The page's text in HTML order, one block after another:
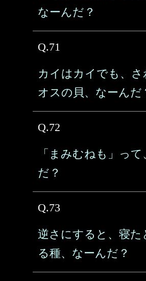
なーんだ？
Q.71
カイはカイでも、さ
オスの貝、なーんだ
Q.72
「まみむねも」っ
だ？
Q.73
逆さにすると、寝た
る種、なーんだ？